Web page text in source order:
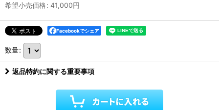
希望小売価格: 41,000円
Facebookでシェア
数量:
返品特約に関する重要事項